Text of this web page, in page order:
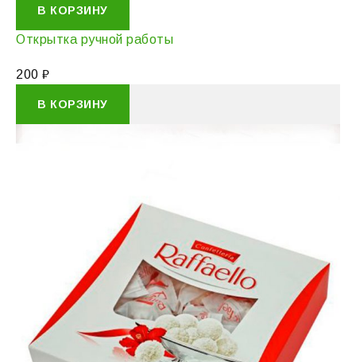
В КОРЗИНУ
Открытка ручной работы
200 ₽
В КОРЗИНУ